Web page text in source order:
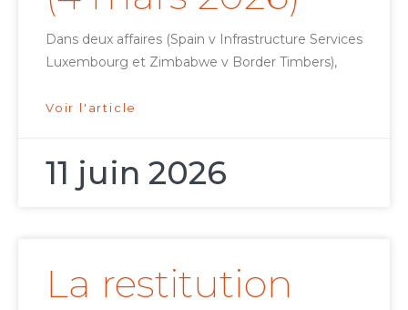
Dans deux affaires (Spain v Infrastructure Services
Luxembourg et Zimbabwe v Border Timbers),
Voir l'article
11 juin 2026
La restitution